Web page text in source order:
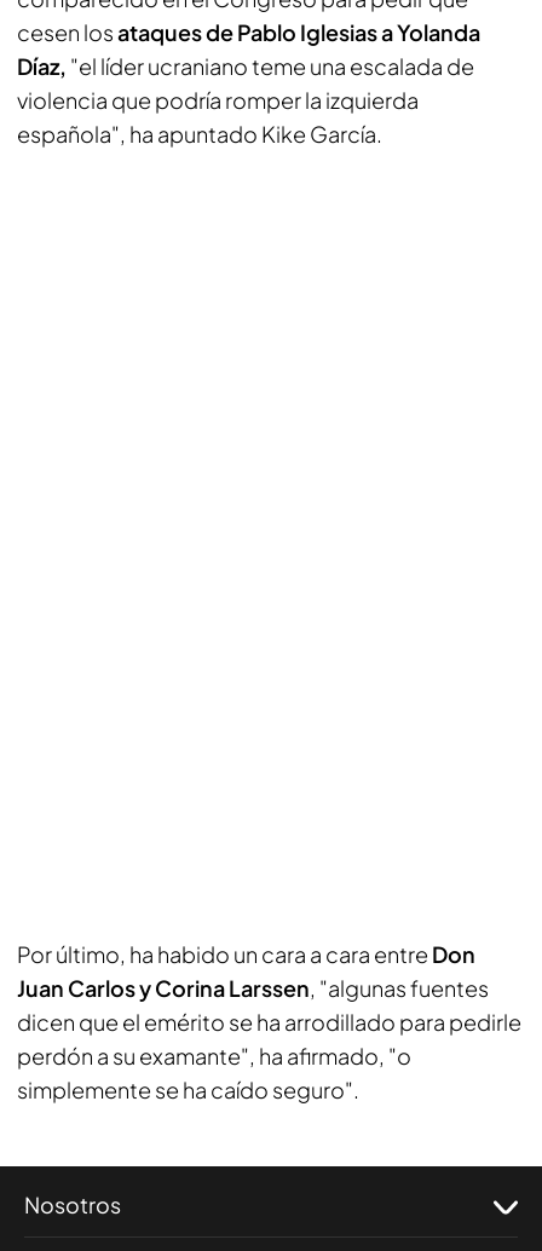
cesen losataques de Pablo Iglesias a Yolanda
Díaz, "el líder ucraniano teme una escalada de
violencia que podría romper la izquierda
española", ha apuntado Kike García.
Por último, ha habido un cara a cara entre Don
Juan Carlos y Corina Larssen, "algunas fuentes
dicen que el emérito se ha arrodillado para pedirle
perdón a su examante", ha afirmado, "o
simplemente se ha caído seguro".
Nosotros